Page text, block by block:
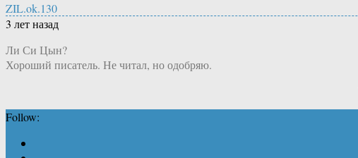
ZIL.ok.130
3 лет назад
Ли Си Цын?
Хороший писатель. Не читал, но одобряю.
Follow: